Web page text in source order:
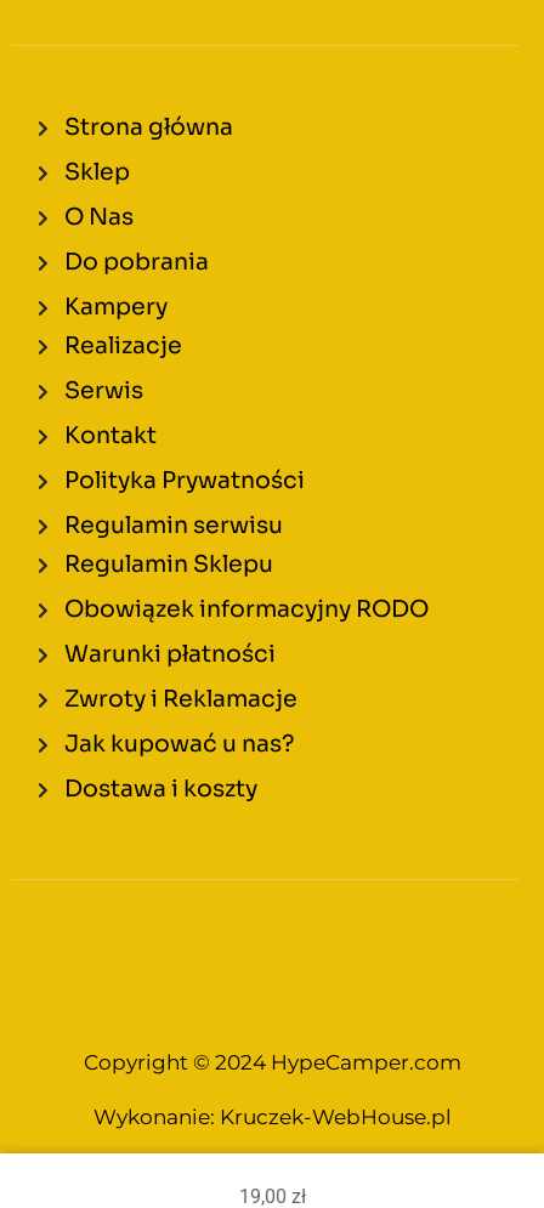
19,00 zł
Strona główna
Sklep
O Nas
Do pobrania
Kampery
Realizacje
Serwis
Kontakt
Polityka Prywatności
Regulamin serwisu
Regulamin Sklepu
Obowiązek informacyjny RODO
Warunki płatności
Zwroty i Reklamacje
Jak kupować u nas?
Dostawa i koszty
Copyright © 2024 HypeCamper.com
Wykonanie: Kruczek-WebHouse.pl